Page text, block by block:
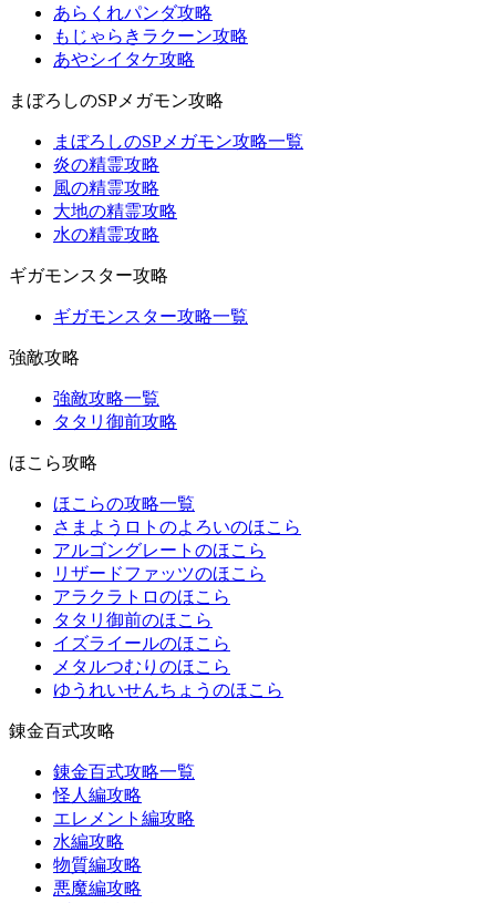
あらくれパンダ攻略
もじゃらきラクーン攻略
あやシイタケ攻略
まぼろしのSPメガモン攻略
まぼろしのSPメガモン攻略一覧
炎の精霊攻略
風の精霊攻略
大地の精霊攻略
水の精霊攻略
ギガモンスター攻略
ギガモンスター攻略一覧
強敵攻略
強敵攻略一覧
タタリ御前攻略
ほこら攻略
ほこらの攻略一覧
さまようロトのよろいのほこら
アルゴングレートのほこら
リザードファッツのほこら
アラクラトロのほこら
タタリ御前のほこら
イズライールのほこら
メタルつむりのほこら
ゆうれいせんちょうのほこら
錬金百式攻略
錬金百式攻略一覧
怪人編攻略
エレメント編攻略
水編攻略
物質編攻略
悪魔編攻略